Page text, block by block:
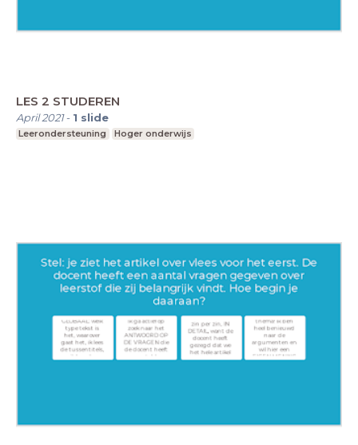
LES 2 STUDEREN
April 2021- 1 slide
Leerondersteuning Hoger onderwijs